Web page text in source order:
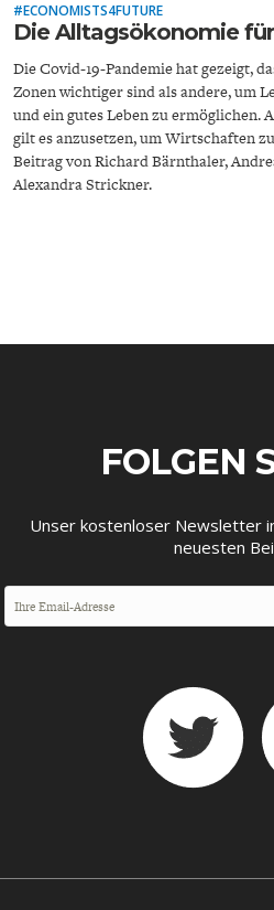
ENERGIE &
#ECONOMISTS4FUTURE
Die Alltagsökonomie
Die Covid-19-Pandemie hat gezeigt,
Zonen wichtiger sind als andere, um
und ein gutes Leben zu ermöglichen.
gilt es anzusetzen, um Wirtschaften
Beitrag von Richard Bärnthaler,
Alexandra Strickner.
FOLGEN
Unser kostenloser Newsletter
neuesten